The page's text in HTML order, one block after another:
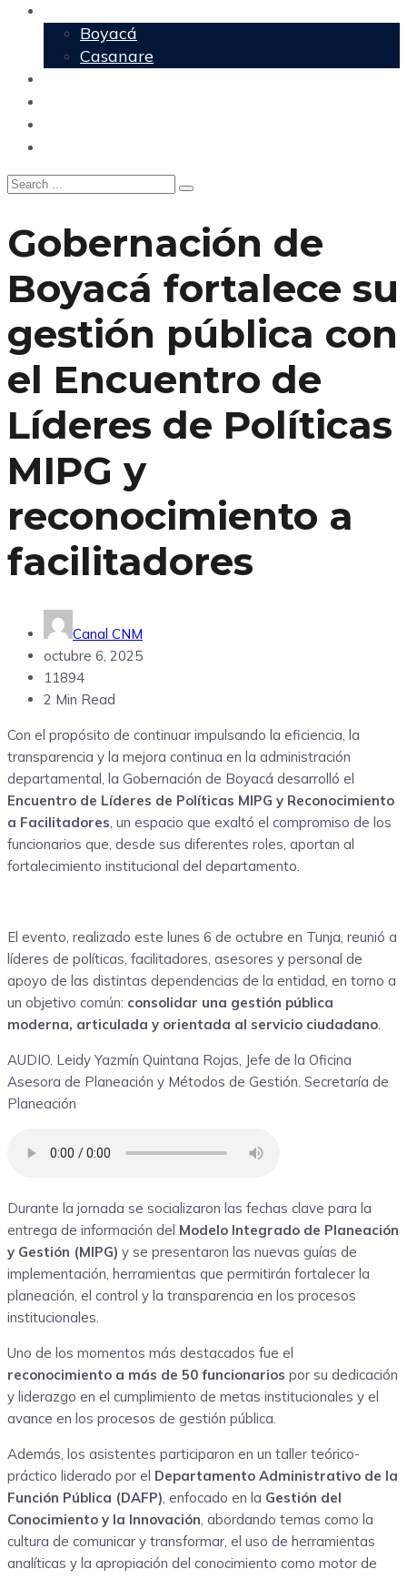
Boyacá
Casanare
Gobernación de
Boyacá fortalece su
gestión pública con
el Encuentro de
Líderes de Políticas
MIPG y
reconocimiento a
facilitadores
Canal CNM
octubre 6, 2025
11894
2 Min Read
Con el propósito de continuar impulsando la eficiencia, la
transparencia y la mejora continua en la administración
departamental, la Gobernación de Boyacá desarrolló el
Encuentro de Líderes de Políticas MIPG y Reconocimiento
a Facilitadores, un espacio que exaltó el compromiso de los
funcionarios que, desde sus diferentes roles, aportan al
fortalecimiento institucional del departamento.
El evento, realizado este lunes 6 de octubre en Tunja, reunió a
líderes de políticas, facilitadores, asesores y personal de
apoyo de las distintas dependencias de la entidad, en torno a
un objetivo común: consolidar una gestión pública
moderna, articulada y orientada al servicio ciudadano.
AUDIO. Leidy Yazmín Quintana Rojas, Jefe de la Oficina
Asesora de Planeación y Métodos de Gestión. Secretaría de
Planeación
Durante la jornada se socializaron las fechas clave para la
entrega de información del Modelo Integrado de Planeación
y Gestión (MIPG) y se presentaron las nuevas guías de
implementación, herramientas que permitirán fortalecer la
planeación, el control y la transparencia en los procesos
institucionales.
Uno de los momentos más destacados fue el
reconocimiento a más de 50 funcionarios por su dedicación
y liderazgo en el cumplimiento de metas institucionales y el
avance en los procesos de gestión pública.
Además, los asistentes participaron en un taller teórico-
práctico liderado por el Departamento Administrativo de la
Función Pública (DAFP), enfocado en la Gestión del
Conocimiento y la Innovación, abordando temas como la
cultura de comunicar y transformar, el uso de herramientas
analíticas y la apropiación del conocimiento como motor de